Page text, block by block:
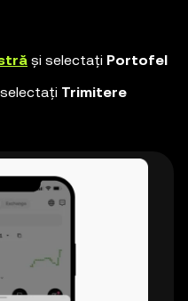
și selectați Portofel
Trimitere